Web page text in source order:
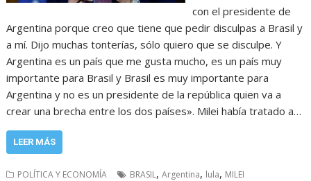
con el presidente de
Argentina porque creo que tiene que pedir disculpas a Brasil y
a mí. Dijo muchas tonterías, sólo quiero que se disculpe. Y
Argentina es un país que me gusta mucho, es un país muy
importante para Brasil y Brasil es muy importante para
Argentina y no es un presidente de la república quien va a
crear una brecha entre los dos países». Milei había tratado a…
LEER MÁS
POLÍTICA Y ECONOMÍA BRASIL,Argentina, lula, MILEI